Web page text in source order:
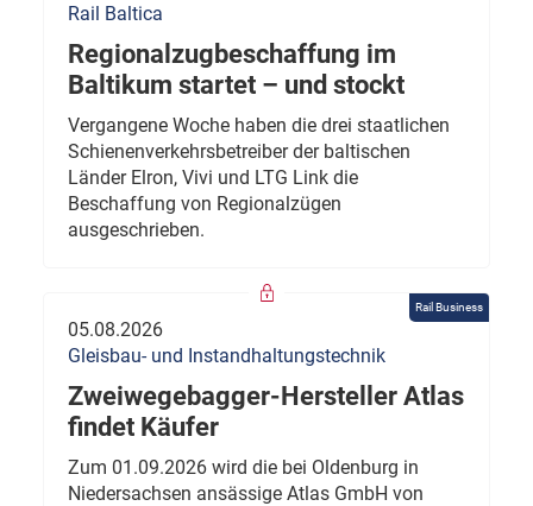
Rail Baltica
Regionalzugbeschaffung im
Baltikum startet – und stockt
Vergangene Woche haben die drei staatlichen
Schienenverkehrsbetreiber der baltischen
Länder Elron, Vivi und LTG Link die
Beschaffung von Regionalzügen
ausgeschrieben.
Rail Business
05.08.2026
Gleisbau- und Instandhaltungstechnik
Zweiwegebagger-Hersteller Atlas
findet Käufer
Zum 01.09.2026 wird die bei Oldenburg in
Niedersachsen ansässige Atlas GmbH von